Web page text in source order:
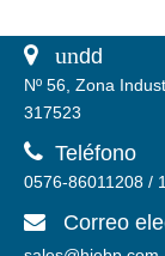
 undd
Nº 56, Zona
317523
 Teléfono
0576-86011208 /
 Correo